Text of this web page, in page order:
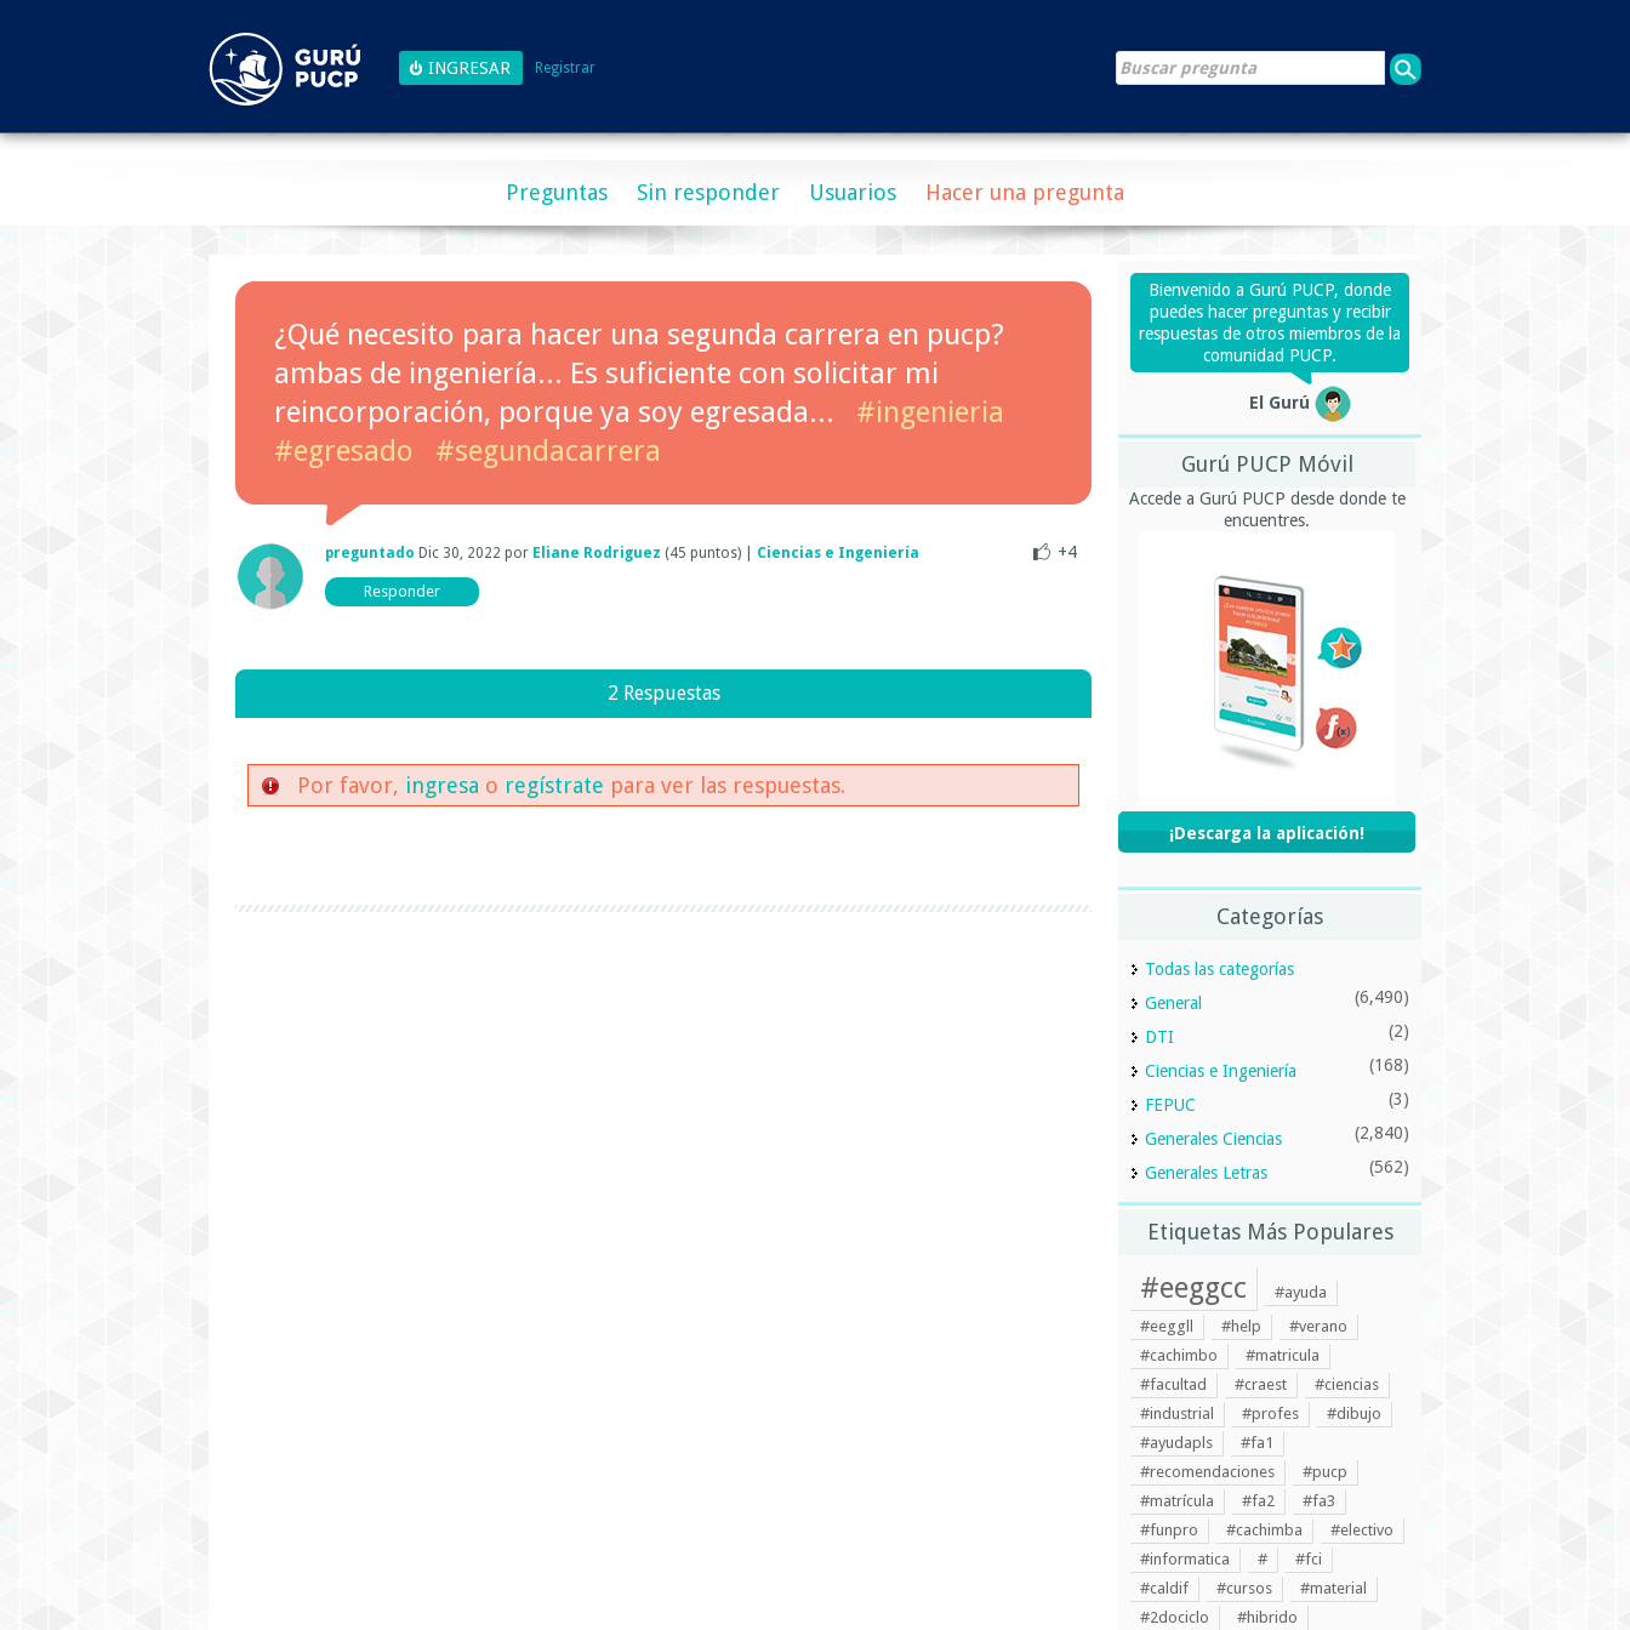
Registrar
Preguntas Sin responder Usuarios Hacer una pregunta
¿Qué necesito para hacer una segunda carrera en pucp?
ambas de ingeniería... Es suficiente con solicitar mi
reincorporación, porque ya soy egresada...
#ingenieria
#egresado
#segundacarrera
+4
preguntado Dic 30, 2022 por Eliane Rodriguez (45 puntos) Ciencias e Ingeniería
2 Respuestas
Por favor, ingresa o regístrate para ver las respuestas.
Bienvenido a Gurú PUCP, donde
puedes hacer preguntas y recibir
respuestas de otros miembros de la
comunidad PUCP.
El Gurú
Gurú PUCP Móvil
Accede a Gurú PUCP desde donde te
encuentres.
¡Descarga la aplicación!
Categorías
Todas las categorías
General
(6,490)
DTI (2)
Ciencias e Ingeniería (168)
FEPUC (3)
Generales Ciencias (2,840)
Generales Letras (562)
Etiquetas Más Populares
#eeggcc
#ayuda
#eeggll
#help
#verano
#cachimbo
#matricula
#facultad
#craest
#ciencias
#industrial
#profes
#dibujo
#ayudapls
#fa1
#recomendaciones
#pucp
#matrícula
#fa2
#fa3
#funpro
#cachimba
#electivo
#informatica
#
#fci
#caldif
#cursos
#material
#2dociclo
#hibrido